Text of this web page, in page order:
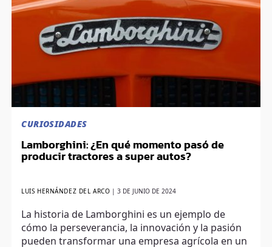
CURIOSIDADES
Lamborghini: ¿En qué momento pasó de
producir tractores a super autos?
LUIS HERNÁNDEZ DEL ARCO |3 DE JUNIO DE 2024
La historia de Lamborghini es un ejemplo de
cómo la perseverancia, la innovación y la pasión
pueden transformar una empresa agrícola en un